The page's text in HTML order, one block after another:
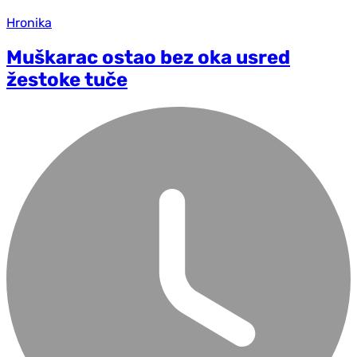
Hronika
Muškarac ostao bez oka usred
žestoke tuče